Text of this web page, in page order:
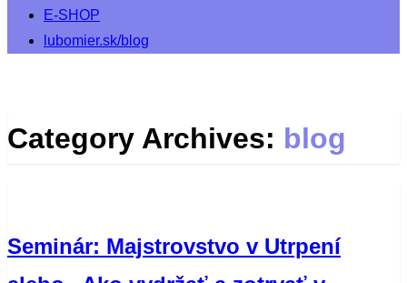
E-SHOP
lubomier.sk/blog
Category Archives: blog
Seminár: Majstrovstvo v Utrpení